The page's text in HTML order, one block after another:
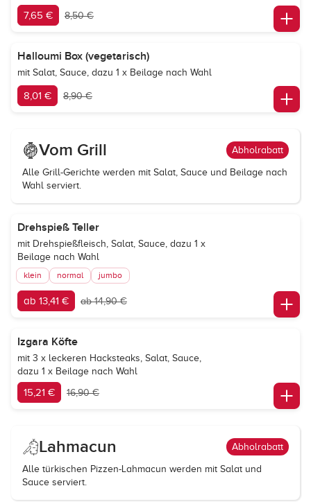
7,65 € 8,50 €
Halloumi Box (vegetarisch)
mit Salat, Sauce, dazu 1 x Beilage nach Wahl
8,01 € 8,90 €
Vom Grill Abholrabatt
Alle Grill-Gerichte werden mit Salat, Sauce und Beilage nach
Wahl serviert.
Drehspieß Teller
mit Drehspießfleisch, Salat, Sauce, dazu 1 x
Beilage nach Wahl
klein normal jumbo
ab 13,41 € ab 14,90 €
Izgara Köfte
mit 3 x leckeren Hacksteaks, Salat, Sauce,
dazu 1 x Beilage nach Wahl
15,21 € 16,90 €
Lahmacun Abholrabatt
Alle türkischen Pizzen-Lahmacun werden mit Salat und
Sauce serviert.